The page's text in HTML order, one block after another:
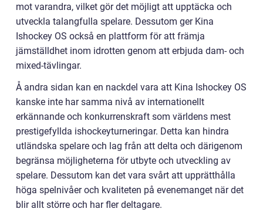
mot varandra, vilket gör det möjligt att upptäcka och
utveckla talangfulla spelare. Dessutom ger Kina
Ishockey OS också en plattform för att främja
jämställdhet inom idrotten genom att erbjuda dam- och
mixed-tävlingar.
Å andra sidan kan en nackdel vara att Kina Ishockey OS
kanske inte har samma nivå av internationellt
erkännande och konkurrenskraft som världens mest
prestigefyllda ishockeyturneringar. Detta kan hindra
utländska spelare och lag från att delta och därigenom
begränsa möjligheterna för utbyte och utveckling av
spelare. Dessutom kan det vara svårt att upprätthålla
höga spelnivåer och kvaliteten på evenemanget när det
blir allt större och har fler deltagare.